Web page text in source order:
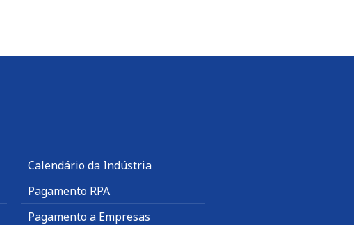
Calendário da Indústria
Pagamento RPA
Pagamento a Empresas